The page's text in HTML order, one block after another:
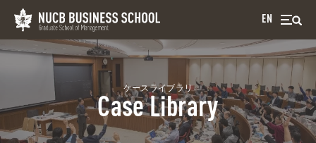
EN
ケースライブラリ
Case Library